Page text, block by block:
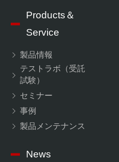
Products＆
Service
製品情報
テストラボ（受託
試験）
セミナー
事例
製品メンテナンス
News